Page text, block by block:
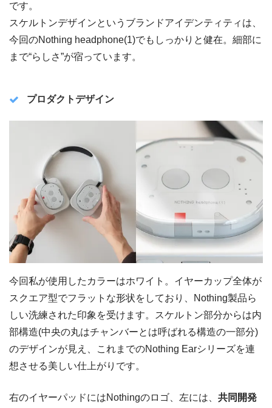
です。
スケルトンデザインというブランドアイデンティティは、
今回のNothing headphone(1)でもしっかりと健在。細部に
まで“らしさ”が宿っています。
プロダクトデザイン
今回私が使用したカラーはホワイト。イヤーカップ全体が
スクエア型でフラットな形状をしており、Nothing製品ら
しい洗練された印象を受けます。スケルトン部分からは内
部構造(中央の丸はチャンバーとは呼ばれる構造の一部分)
のデザインが見え、これまでのNothing Earシリーズを連
想させる美しい仕上がりです。
右のイヤーパッドにはNothingのロゴ、左には、 共同開発